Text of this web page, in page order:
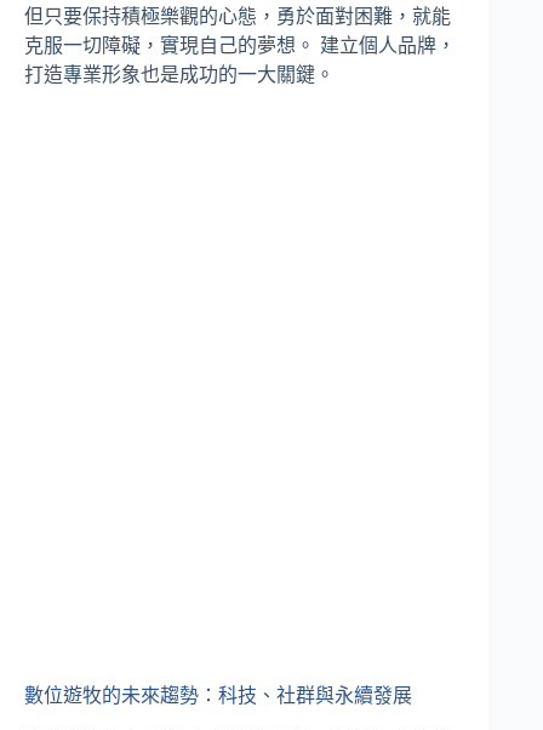
但只要保持積極樂觀的心態，勇於面對困難，就能
克服一切障礙，實現自己的夢想。 建立個人品牌，
打造專業形象也是成功的一大關鍵。
數位遊牧的未來趨勢：科技、社群與永續發展